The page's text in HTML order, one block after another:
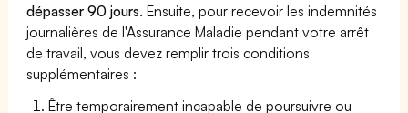
dépasser 90 jours. Ensuite, pour recevoir les indemnités
journalières de l'Assurance Maladie pendant votre arrêt
de travail, vous devez remplir trois conditions
supplémentaires :
Être temporairement incapable de poursuivre ou